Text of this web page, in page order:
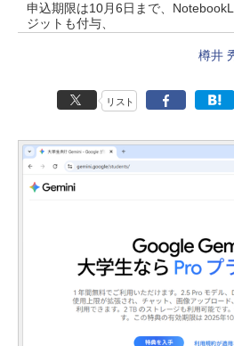
申込期限は10月6日まで、
ジットも付与、
樽井
リスト